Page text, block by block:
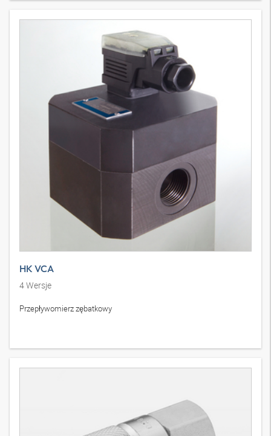
HK VCA
4Wersje
Przepływomierz zębatkowy